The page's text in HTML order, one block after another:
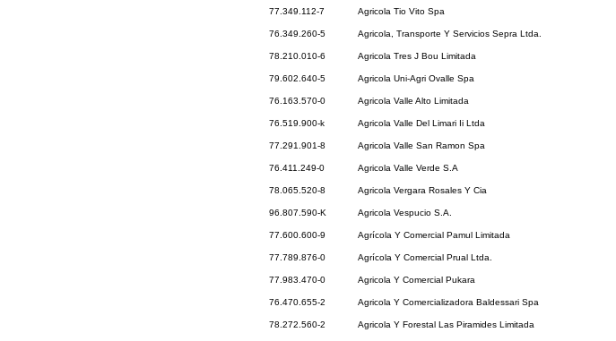
77.349.112-7 Agricola Tio Vito Spa
76.349.260-5 Agricola, Transporte Y Servicios Sepra Ltda.
78.210.010-6 Agricola Tres J Bou Limitada
79.602.640-5 Agricola Uni-Agri Ovalle Spa
76.163.570-0 Agricola Valle Alto Limitada
76.519.900-k Agricola Valle Del Limari Ii Ltda
77.291.901-8 Agricola Valle San Ramon Spa
76.411.249-0 Agricola Valle Verde S.A
78.065.520-8 Agricola Vergara Rosales Y Cia
96.807.590-K Agricola Vespucio S.A.
77.600.600-9 Agrícola Y Comercial Pamul Limitada
77.789.876-0 Agrícola Y Comercial Prual Ltda.
77.983.470-0 Agricola Y Comercial Pukara
76.470.655-2 Agricola Y Comercializadora Baldessari Spa
78.272.560-2 Agricola Y Forestal Las Piramides Limitada